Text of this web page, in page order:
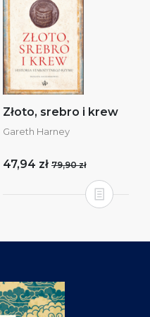
Złoto, srebro i krew
Gareth Harney
47,94 zł 79,90 zł